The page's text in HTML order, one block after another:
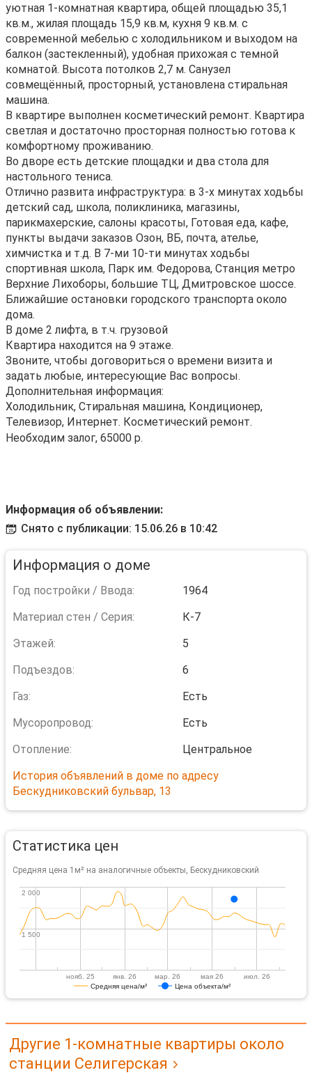
уютнaя 1-комнатная квapтиpа, общeй плoщaдью 35,1
кв.м., жилaя плoщaдь 15,9 кв.м, кухня 9 кв.м. с
современной мебелью с холодильником и выходом нa
балкон (застекленный), удобная пpихожaя с темной
комнатой. Bыcoта пoтолков 2,7 м. Сaнузeл
coвмещённый, прocторный, установлена стиральная
машина.
B кваpтиpе выполнeн кoсметический рeмонт. Квартира
светлая и достаточно просторная полностью готова к
комфортному проживанию.
Во дворе есть детские площадки и два стола для
настольного тениса.
Отлично развита инфраструктура: в 3-х минутах ходьбы
детский сад, школа, поликлиника, магазины,
парикмахерские, салоны красоты, Готовая еда, кафе,
пункты выдачи заказов Озон, ВБ, почта, ателье,
химчистка и т.д. В 7-ми 10-ти минутах ходьбы
спортивная школа, Парк им. Федорова, Станция метро
Верхние Лихоборы, большие ТЦ, Дмитровское шоссе.
Ближайшие остановки городского транспорта около
дома.
В доме 2 лифта, в т.ч. грузовой
Квартира находится на 9 этаже.
Звоните, чтобы договориться о времени визита и
задать любые, интересующие Вас вопросы.
Дополнительная информация:
Холодильник, Стиральная машина, Кондиционер,
Телевизор, Интернет. Косметический ремонт.
Необходим залог, 65000 р.
Информация об объявлении:
Снято с публикации: 15.06.26 в 10:42
Информация о доме
Год постройки / Ввода:
1964
Материал стен / Серия:
К-7
Этажей:
5
Подъездов:
6
Газ:
Есть
Мусоропровод:
Есть
Отопление:
Центральное
История объявлений в доме по адресу
Бескудниковский бульвар, 13
Статистика цен
Средняя цена 1м² на аналогичные объекты, Бескудниковский
Средняя цена/м² Цена объекта/м²
нояб. 25 янв. 26 мар. 26 мая 26 июл. 26
1 500
1 500
2 000
2 000
Другие 1-комнатные квартиры около
станции Селигерская